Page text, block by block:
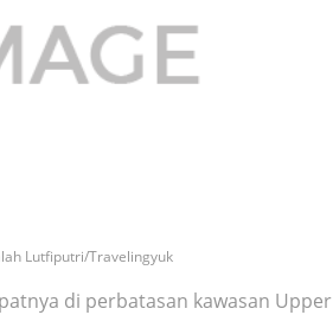
Lutfiputri/Travelingyuk
di perbatasan kawasan Upper